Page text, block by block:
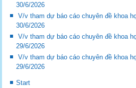
30/6/2026
V/v tham dự báo cáo chuyên đề khoa
30/6/2026
V/v tham dự báo cáo chuyên đề khoa
29/6/2026
V/v tham dự báo cáo chuyên đề khoa
29/6/2026
Start